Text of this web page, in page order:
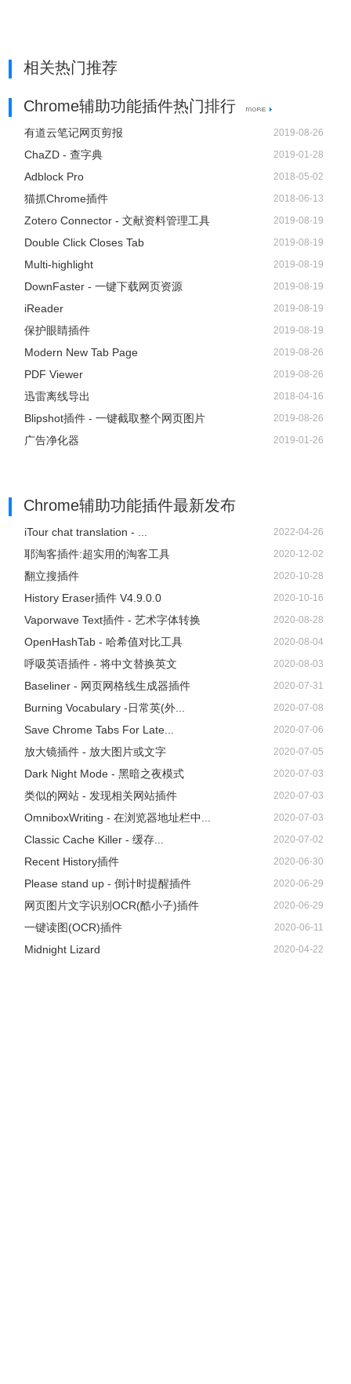
相关热门推荐
Chrome辅助功能插件热门排行
有道云笔记网页剪报 2019-08-26
ChaZD - 查字典 2019-01-28
Adblock Pro 2018-05-02
猫抓Chrome插件 2018-06-13
Zotero Connector - 文献资料管理工具 2019-08-19
Double Click Closes Tab 2019-08-19
Multi-highlight 2019-08-19
DownFaster - 一键下载网页资源 2019-08-19
iReader 2019-08-19
保护眼睛插件 2019-08-19
Modern New Tab Page 2019-08-26
PDF Viewer 2019-08-26
迅雷离线导出 2018-04-16
Blipshot插件 - 一键截取整个网页图片 2019-08-26
广告净化器 2019-01-26
Chrome辅助功能插件最新发布
iTour chat translation - ... 2022-04-26
耶淘客插件:超实用的淘客工具 2020-12-02
翻立搜插件 2020-10-28
History Eraser插件 V4.9.0.0 2020-10-16
Vaporwave Text插件 - 艺术字体转换 2020-08-28
OpenHashTab - 哈希值对比工具 2020-08-04
呼吸英语插件 - 将中文替换英文 2020-08-03
Baseliner - 网页网格线生成器插件 2020-07-31
Burning Vocabulary -日常英(外... 2020-07-08
Save Chrome Tabs For Late... 2020-07-06
放大镜插件 - 放大图片或文字 2020-07-05
Dark Night Mode - 黑暗之夜模式 2020-07-03
类似的网站 - 发现相关网站插件 2020-07-03
OmniboxWriting - 在浏览器地址栏中... 2020-07-03
Classic Cache Killer - 缓存... 2020-07-02
Recent History插件 2020-06-30
Please stand up - 倒计时提醒插件 2020-06-29
网页图片文字识别OCR(酷小子)插件 2020-06-29
一键读图(OCR)插件 2020-06-11
Midnight Lizard 2020-04-22